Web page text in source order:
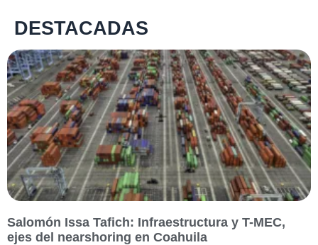
DESTACADAS
Salomón Issa Tafich: Infraestructura y T-MEC,
ejes del nearshoring en Coahuila